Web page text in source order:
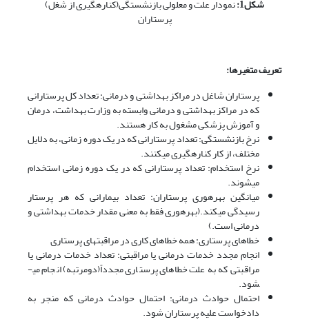
شکل1: نمودار علت و معلولی بازنشستگی(کناره­گیری از شغل)
پرستاران
تعریف متغیرها:
پرستاران شاغل در مراکز بهداشتی و درمانی: تعداد کل پرستارانی
که در مراکز بهداشتی و درمانی وابسته به وزارت بهداشت، درمان
و آموزش پزشکی مشغول به کار هستند.
نرخ بازنشستگی: تعداد پرستارانی که در یک دوره زمانی، به دلایل
مختلف، از کار کناره­گیری می­کنند.
نرخ استخدام: تعداد پرستارانی که در یک دوره زمانی استخدام
می­شوند.
میانگین بهره­وری پرستاران: تعداد بیمارانی که هر پرستار
رسیدگی می­کند.(بهره­وری فقط به معنی مقدار خدمات بهداشتی و
درمانی است.)
خطاهای پرستاری: همه خطاهای کاری در مراقبت­های پرستاری
انجام مجدد خدمات درمانی یا مراقبتی: تعداد خدمات درمانی یا
مراقبتی که به علت خطاهای پرستاری مجدداً(دومرتبه) انجام می­
شود.
احتمال حوادث درمانی: احتمال حوادث درمانی که منجر به
دادخواست علیه پرستاران شود.